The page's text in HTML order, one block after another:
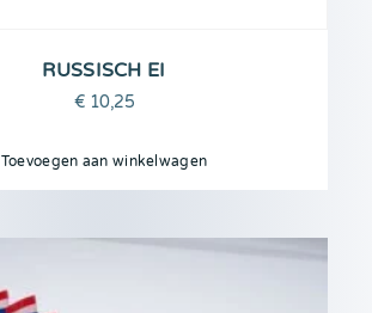
RUSSISCH EI
€ 10,25
Toevoegen aan winkelwagen